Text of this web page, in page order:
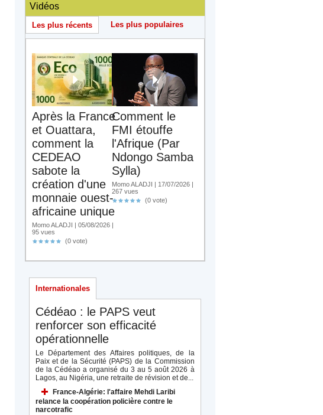
Vidéos
Les plus récents Les plus populaires
Après la France
et Ouattara,
comment la
CEDEAO
sabote la
création d'une
monnaie ouest-
africaine unique
Momo ALADJI | 05/08/2026 |
95 vues
(0 vote)
Comment le
FMI étouffe
l'Afrique (Par
Ndongo Samba
Sylla)
Momo ALADJI | 17/07/2026 |
267 vues
(0 vote)
Internationales
Cédéao : le PAPS veut
renforcer son efficacité
opérationnelle
Le Département des Affaires politiques, de la
Paix et de la Sécurité (PAPS) de la Commission
de la Cédéao a organisé du 3 au 5 août 2026 à
Lagos, au Nigéria, une retraite de révision et de...
France-Algérie: l'affaire Mehdi Laribi
relance la coopération policière contre le
narcotrafic